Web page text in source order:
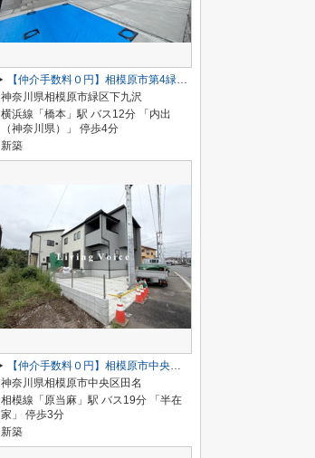
【仲介手数料０円】相模原市第4緑区下九沢 新築一戸建て 全4棟
神奈川県相模原市緑区下九沢
横浜線「橋本」駅 バス12分 「内出
（神奈川県）」 停歩4分
新築
【仲介手数料０円】相模原市中央区田名 新築一戸建て 全3棟
神奈川県相模原市中央区田名
相模線「原当麻」駅 バス19分 「半在
家」 停歩3分
新築